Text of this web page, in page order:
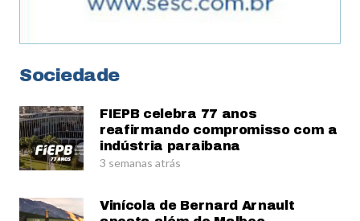
Sociedade
FIEPB celebra 77 anos
reafirmando compromisso com a
indústria paraibana
3 semanas atrás
Vinícola de Bernard Arnault